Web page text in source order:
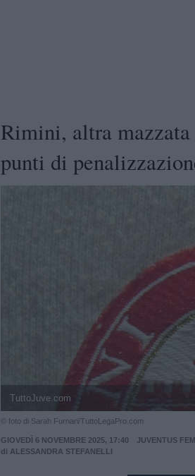
Rimini, altra
punti di
TuttoJuve.com
© foto di Sarah Furnari/TuttoLegaPro.com
GIOVEDÌ 6 NOVEMBRE 2025, 17:40
JUVENTUS
di ALESSANDRA STEFANELLI